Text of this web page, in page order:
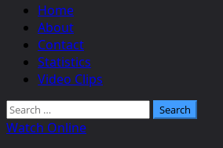
Primary
Menu
Home
About
Contact
Statistics
Video Clips
Search
for:
Watch Online